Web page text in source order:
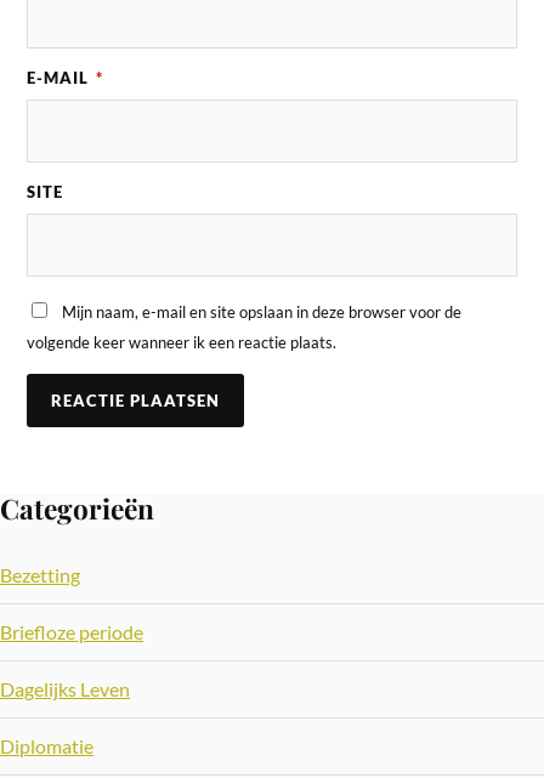
E-MAIL *
SITE
Mijn naam, e-mail en site opslaan in deze browser voor de
volgende keer wanneer ik een reactie plaats.
Categorieën
Bezetting
Briefloze periode
Dagelijks Leven
Diplomatie